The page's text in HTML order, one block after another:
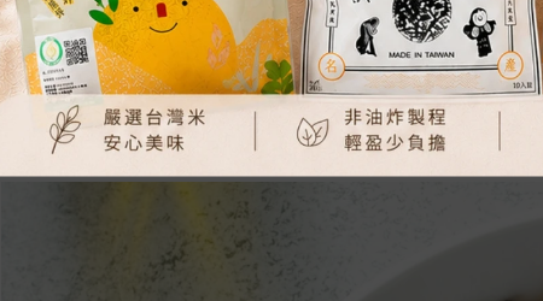
2. 單獨烹煮 ★適合做沙拉或配菜
黃金比例： 藜麥：水 = 1：1.5。
做法▶▶▶
電鍋： 外鍋加 1 杯水，跳起後悶 10 分鐘。
瓦斯爐： 水滾後轉小火煮 12-15 分鐘，直到藜麥呈現「半透